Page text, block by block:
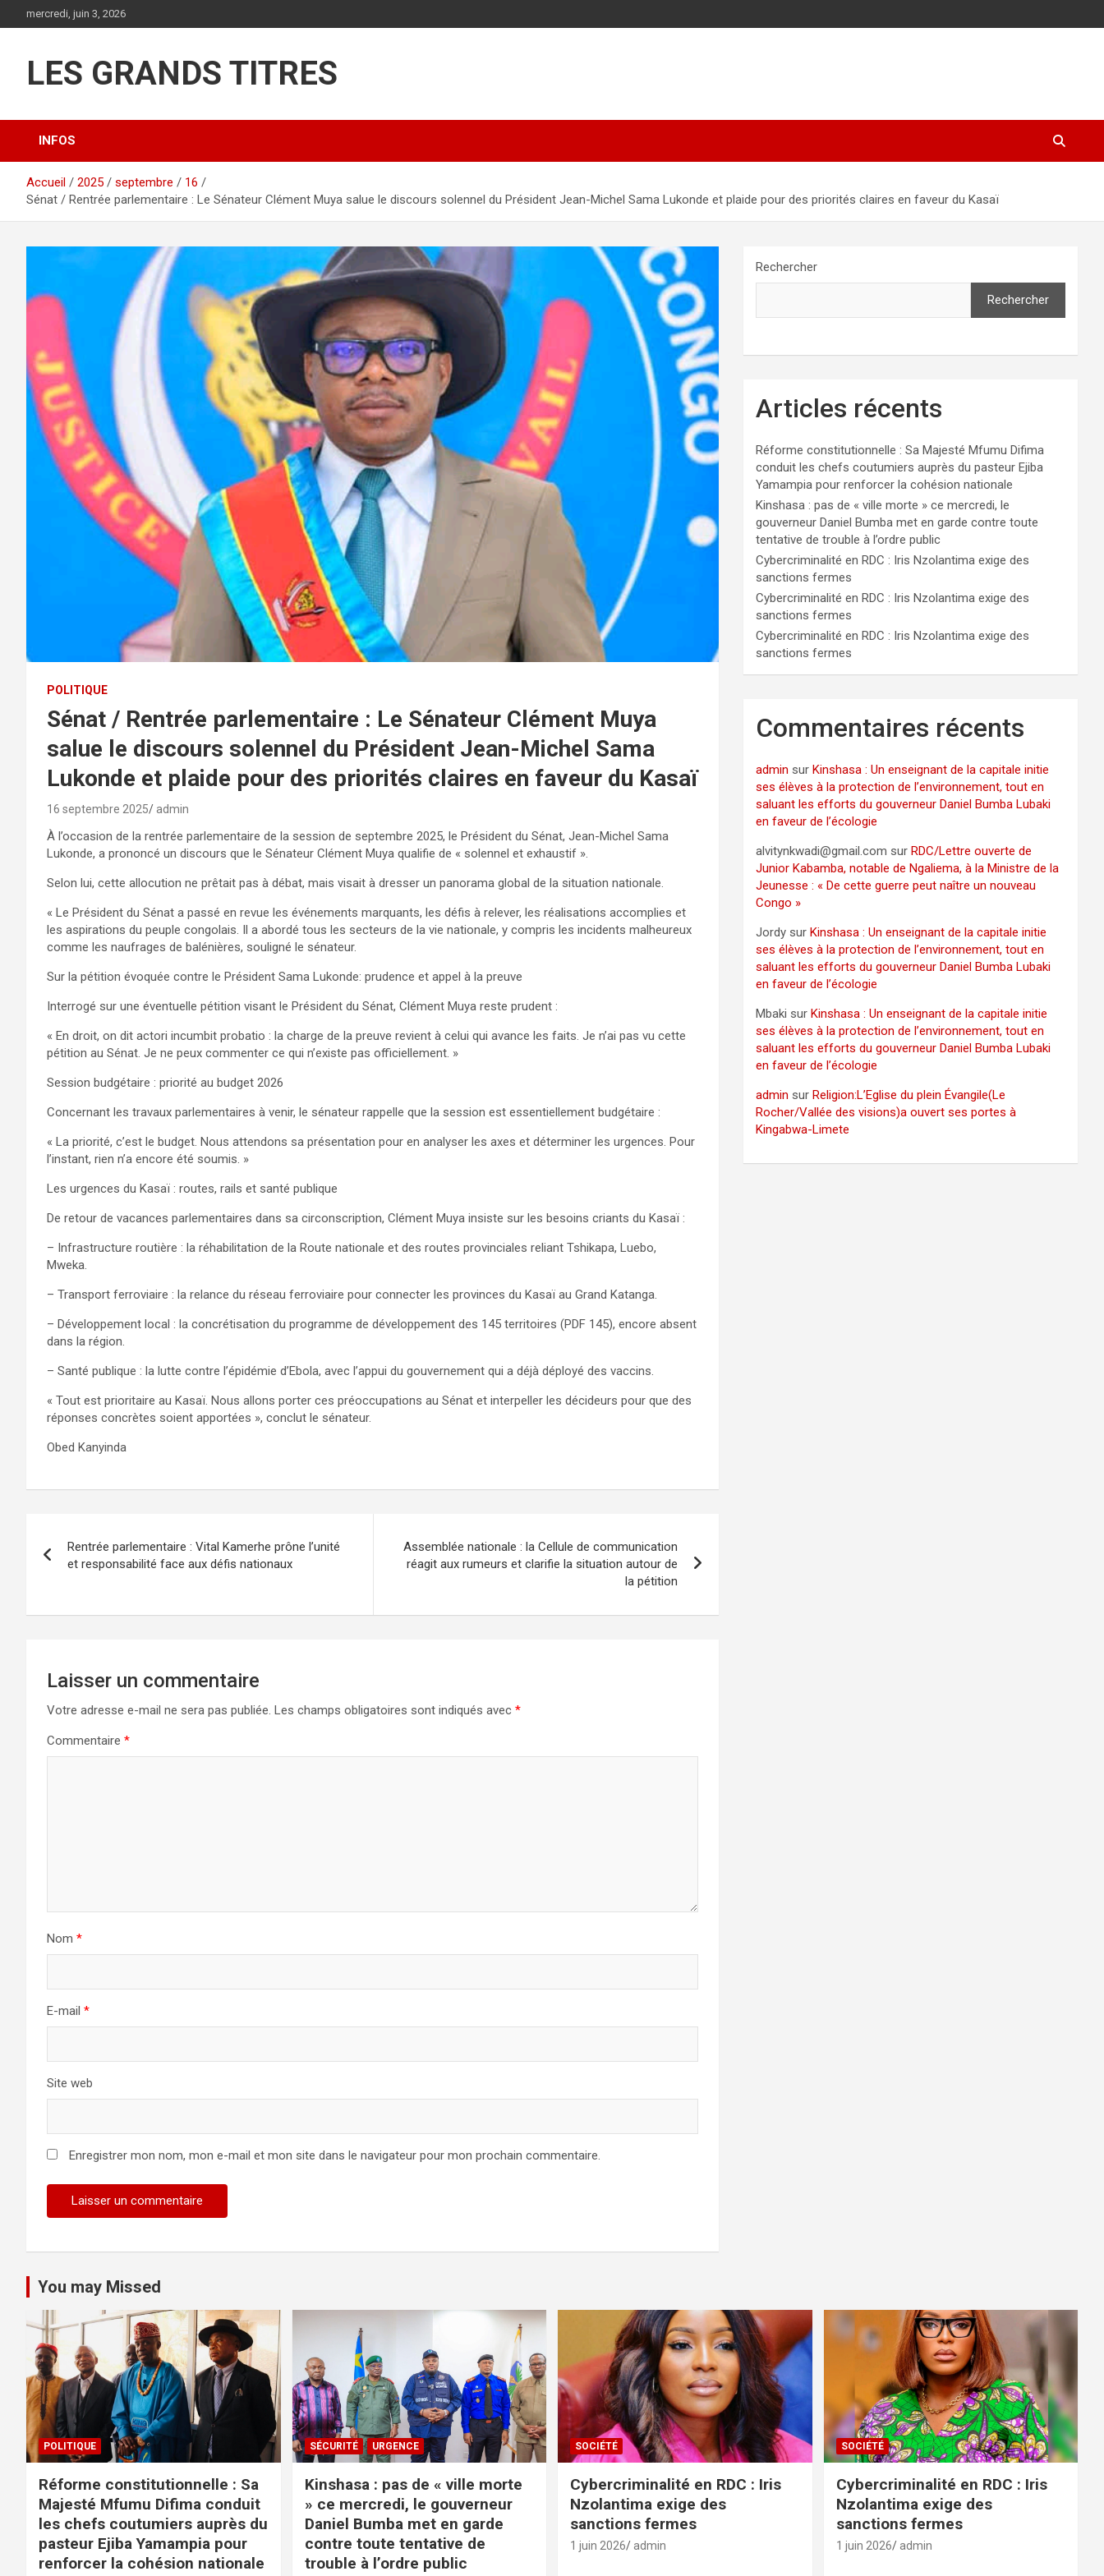
au
mercredi, juin 3, 2026
LES GRANDS TITRES
INFOS
Accueil 2025 septembre
16
Sénat / Rentrée parlementaire : Le Sénateur Clément Muya salue le discours solennel du Président Jean-Michel Sama Lukonde et plaide pour des priorités claires en faveur du Kasaï
POLITIQUE
Sénat / Rentrée parlementaire : Le Sénateur Clément Muya
salue le discours solennel du Président Jean-Michel Sama
Lukonde et plaide pour des priorités claires en faveur du Kasaï
16 septembre 2025 admin
À l’occasion de la rentrée parlementaire de la session de septembre 2025, le Président du Sénat, Jean-Michel Sama
Lukonde, a prononcé un discours que le Sénateur Clément Muya qualifie de « solennel et exhaustif ».
Selon lui, cette allocution ne prêtait pas à débat, mais visait à dresser un panorama global de la situation nationale.
« Le Président du Sénat a passé en revue les événements marquants, les défis à relever, les réalisations accomplies et
les aspirations du peuple congolais. Il a abordé tous les secteurs de la vie nationale, y compris les incidents malheureux
comme les naufrages de balénières, souligné le sénateur.
Sur la pétition évoquée contre le Président Sama Lukonde: prudence et appel à la preuve
Interrogé sur une éventuelle pétition visant le Président du Sénat, Clément Muya reste prudent :
« En droit, on dit actori incumbit probatio : la charge de la preuve revient à celui qui avance les faits. Je n’ai pas vu cette
pétition au Sénat. Je ne peux commenter ce qui n’existe pas officiellement. »
Session budgétaire : priorité au budget 2026
Concernant les travaux parlementaires à venir, le sénateur rappelle que la session est essentiellement budgétaire :
« La priorité, c’est le budget. Nous attendons sa présentation pour en analyser les axes et déterminer les urgences. Pour
l’instant, rien n’a encore été soumis. »
Les urgences du Kasaï : routes, rails et santé publique
De retour de vacances parlementaires dans sa circonscription, Clément Muya insiste sur les besoins criants du Kasaï :
– Infrastructure routière : la réhabilitation de la Route nationale et des routes provinciales reliant Tshikapa, Luebo,
Mweka.
– Transport ferroviaire : la relance du réseau ferroviaire pour connecter les provinces du Kasaï au Grand Katanga.
– Développement local : la concrétisation du programme de développement des 145 territoires (PDF 145), encore absent
dans la région.
– Santé publique : la lutte contre l’épidémie d’Ebola, avec l’appui du gouvernement qui a déjà déployé des vaccins.
« Tout est prioritaire au Kasaï. Nous allons porter ces préoccupations au Sénat et interpeller les décideurs pour que des
réponses concrètes soient apportées », conclut le sénateur.
Obed Kanyinda
de
Rentrée parlementaire : Vital Kamerhe prône l’unité
et responsabilité face aux défis nationaux
Assemblée nationale : la Cellule de communication
réagit aux rumeurs et clarifie la situation autour de
la pétition
Laisser un commentaire
Votre adresse e-mail ne sera pas publiée. Les champs obligatoires sont indiqués avec *
Commentaire *
Nom *
E-mail *
Site web
Enregistrer mon nom, mon e-mail et mon site dans le navigateur pour mon prochain commentaire.
Rechercher
Rechercher
Articles récents
Réforme constitutionnelle : Sa Majesté Mfumu Difima
conduit les chefs coutumiers auprès du pasteur Ejiba
Yamampia pour renforcer la cohésion nationale
Kinshasa : pas de « ville morte » ce mercredi, le
gouverneur Daniel Bumba met en garde contre toute
tentative de trouble à l’ordre public
Cybercriminalité en RDC : Iris Nzolantima exige des
sanctions fermes
Cybercriminalité en RDC : Iris Nzolantima exige des
sanctions fermes
Cybercriminalité en RDC : Iris Nzolantima exige des
sanctions fermes
Commentaires récents
admin surKinshasa : Un enseignant de la capitale initie
ses élèves à la protection de l’environnement, tout en
saluant les efforts du gouverneur Daniel Bumba Lubaki
en faveur de l’écologie
alvitynkwadi@gmail.com surRDC/Lettre ouverte de
Junior Kabamba, notable de Ngaliema, à la Ministre de la
Jeunesse : « De cette guerre peut naître un nouveau
Congo »
Jordy surKinshasa : Un enseignant de la capitale initie
ses élèves à la protection de l’environnement, tout en
saluant les efforts du gouverneur Daniel Bumba Lubaki
en faveur de l’écologie
Mbaki surKinshasa : Un enseignant de la capitale initie
ses élèves à la protection de l’environnement, tout en
saluant les efforts du gouverneur Daniel Bumba Lubaki
en faveur de l’écologie
admin surReligion:L’Eglise du plein Évangile(Le
Rocher/Vallée des visions)a ouvert ses portes à
Kingabwa-Limete
You may Missed
POLITIQUE
Réforme constitutionnelle : Sa
Majesté Mfumu Difima conduit
les chefs coutumiers auprès du
pasteur Ejiba Yamampia pour
renforcer la cohésion nationale
SÉCURITÉ URGENCE
Kinshasa : pas de « ville morte
» ce mercredi, le gouverneur
Daniel Bumba met en garde
contre toute tentative de
trouble à l’ordre public
SOCIÉTÉ
Cybercriminalité en RDC : Iris
Nzolantima exige des
sanctions fermes
1 juin 2026 admin
SOCIÉTÉ
Cybercriminalité en RDC : Iris
Nzolantima exige des
sanctions fermes
1 juin 2026 admin